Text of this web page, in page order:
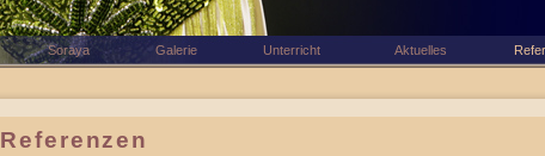
Referenzen
Soraya Galerie Unterricht Aktuelles